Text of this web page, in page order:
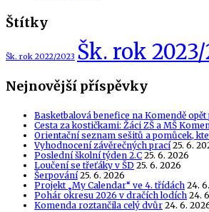
Štítky
Šk. rok 2022/2023 Šk. rok
Nejnovější příspěvky
Basketbalová benefice na Komendě
Cesta za kostičkami: Žáci ZŠ a MŠ
Orientační seznam sešitů a pomůcek,
Vyhodnocení závěrečných prací 25. 6.
Poslední školní týden 2.C 25. 6. 2026
Loučení se třeťáky v ŠD 25. 6. 2026
Šerpování 25. 6. 2026
Projekt „My Calendar“ ve 4. třídách 24.
Pohár okresu 2026 v dračích lodích 24.
Komenda roztančila celý dvůr 24. 6.